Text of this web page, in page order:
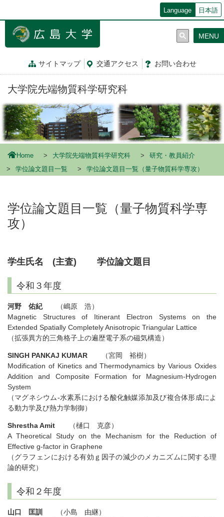
ン
動
Language 日本語
サイトマップ 交通アクセス お問い合わせ
MENU
大学院先端物質科学研究科
Home 大学院先端物質科学研究科
研究・教員紹介
学位論文題目一覧
学位論文題目一覧（量子物質科学専攻）
学位論文題目一覧（量子物質科学専
攻）
学生氏名 (主査) 学位論文題目
令和３年度
河野 佑紀（嶋原 浩）
Magnetic Structures of Itinerant Electron Systems on the
Extended Spatially Completely Anisotropic Triangular Lattice
（拡張異方的三角格子上の遍歴電子系の磁気構造）
SINGH PANKAJ KUMAR （宮岡 裕樹）
Modification of Kinetics and Thermodynamics by Various Oxides
Addition and Composite Formation for Magnesium-Hydrogen
System
（マグネシウム-水素系における酸化触媒添加及び複合体形成によ
る動力学及び熱力学制御）
Shrestha Amit （樋口 克彦）
A Theoretical Study on the Mechanism for the Reduction of
Effective g-factor in Graphene
（グラフェンにおける有効ｇ因子の減少のメカニズムに関する理
論的研究）
令和２年度
山口 匡訓
（小島 由継）